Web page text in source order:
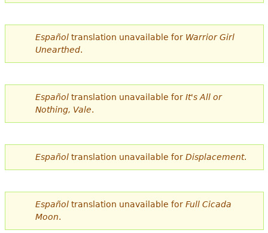
Más recursos
e
s
Españoltranslation unavailable for Warrior Girl
Unearthed.
Españoltranslation unavailable for It's All or
Nothing, Vale.
Españoltranslation unavailable for Displacement.
Españoltranslation unavailable for Full Cicada
Moon.